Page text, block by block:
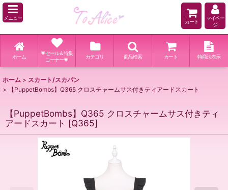
メニュー
カート
マイペー
ジ
ホーム
💗セール＆特集
コーナー💗
カテゴリ 商品検索 カート 特商法表示
ホーム > スカート/スカパン
>
【PuppetBombs】Q365 クロスチャームサス付きティアードスカート
【PuppetBombs】Q365 クロスチャームサス付きティ
アードスカート [Q365]